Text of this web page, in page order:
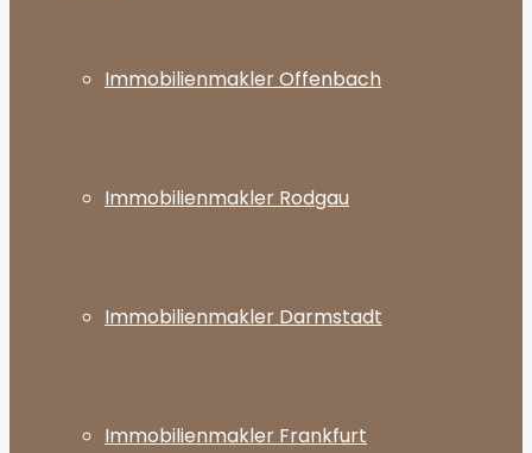
Immobilienmakler Offenbach
Immobilienmakler Rodgau
Immobilienmakler Darmstadt
Immobilienmakler Frankfurt